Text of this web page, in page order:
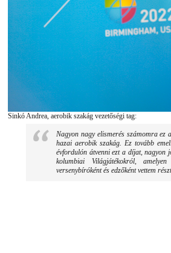
Sinkó Andrea, aerobik szakág vezetőségi tag:
Nagyon nagy elismerés számomra ez
hazai aerobik szakág. Ez tovább
évfordulón átvenni ezt a díjat, nagyon
kolumbiai Világjátékokról,
versenybíróként és edzőként vettem